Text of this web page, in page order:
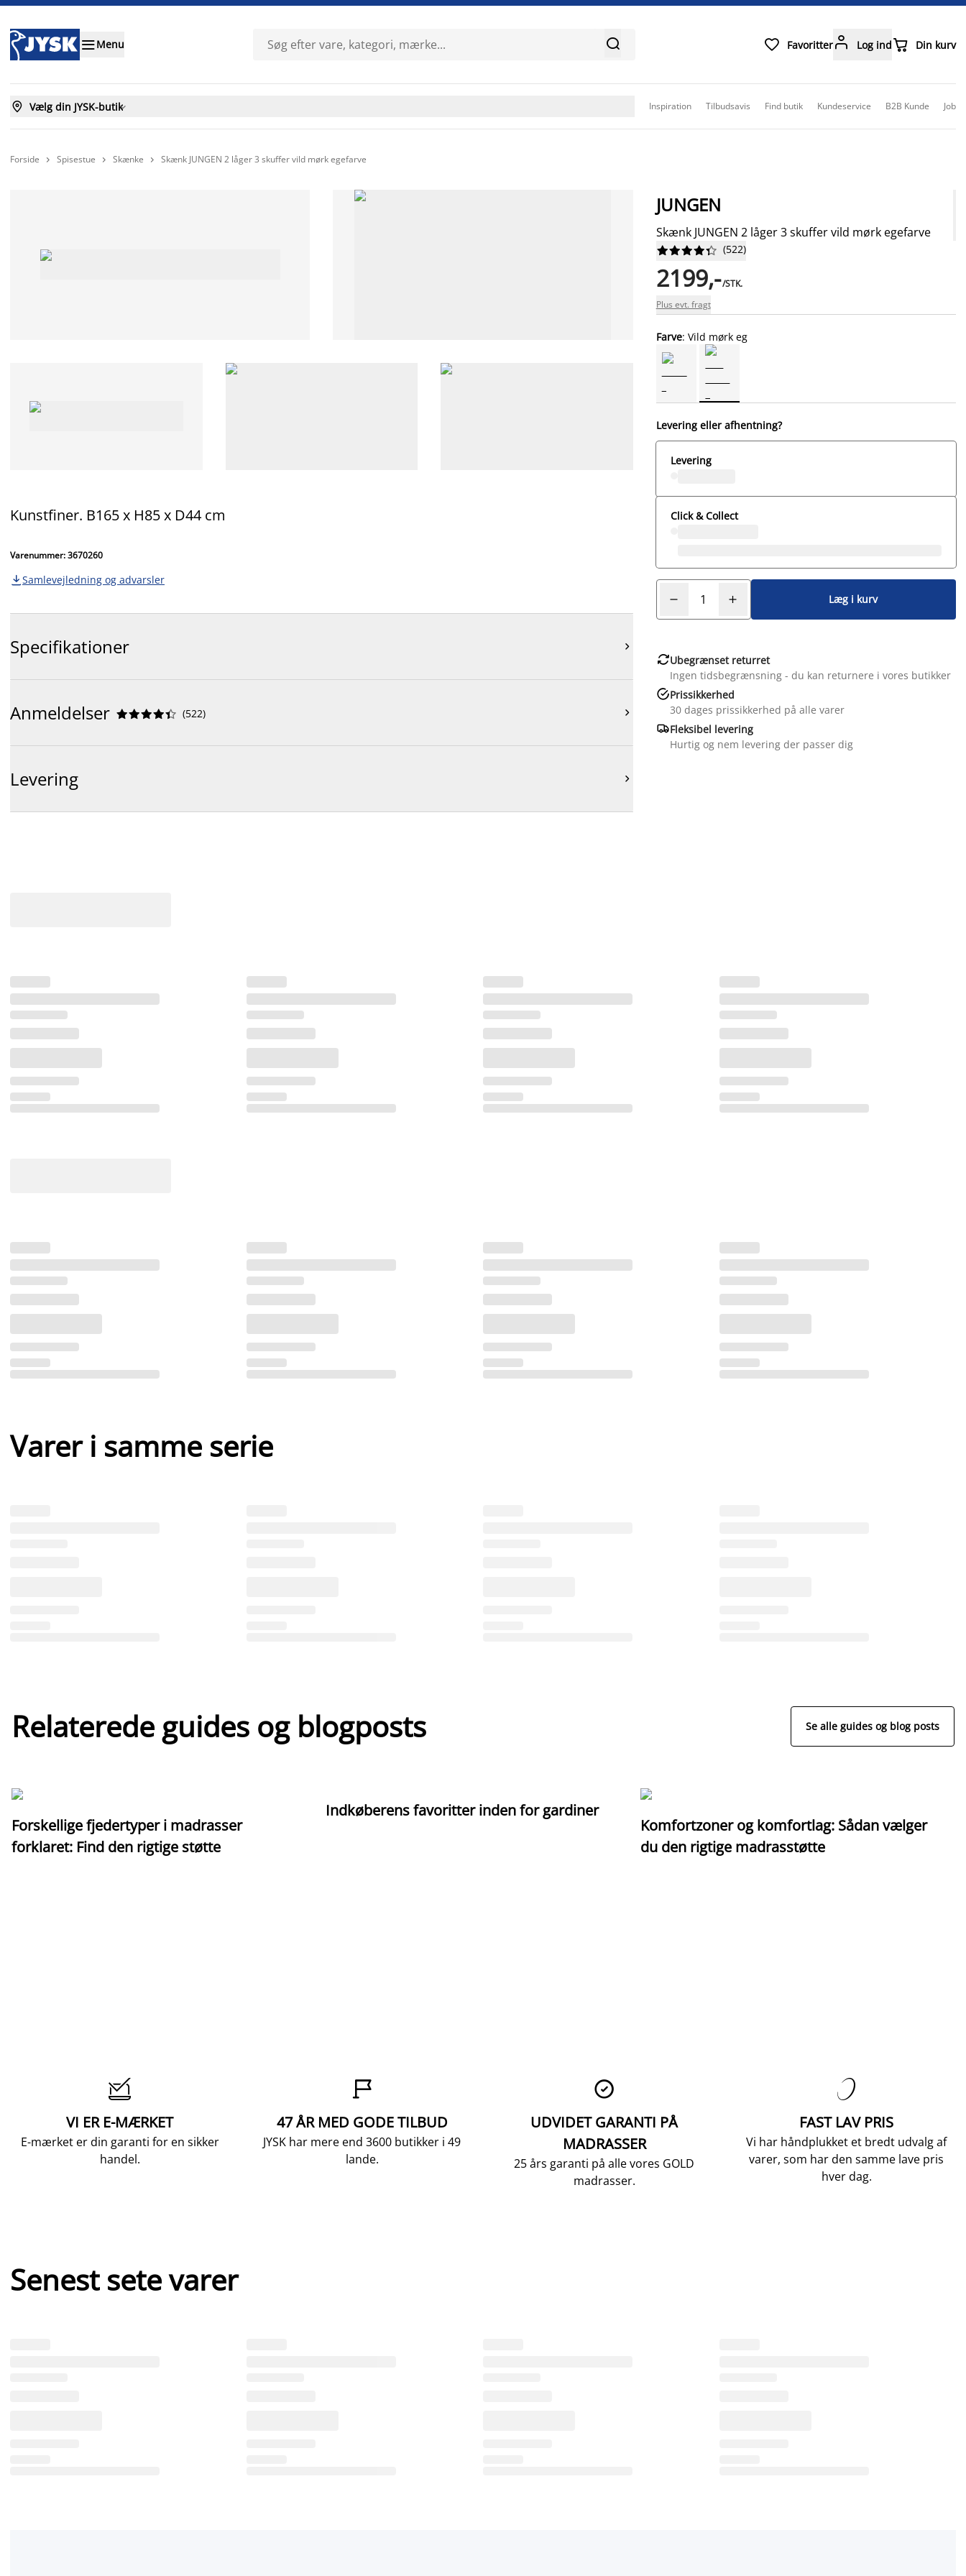
Menu   Favoritter Log ind Din kurv
 Vælg din JYSK-butik Inspiration Tilbudsavis Find butik Kundeservice B2B Kunde Job
Forside  Spisestue  Skænke  Skænk JUNGEN 2 låger 3 skuffer vild mørk egefarve
Kunstfiner. B165 x H85 x D44 cm
Varenummer: 3670260
 Samlevejledning og advarsler
Specifikationer 
Anmeldelser 




 (522) 
Levering 
JUNGEN
Skænk JUNGEN 2 låger 3 skuffer vild mørk egefarve





 (522)
2199,-/STK.
Plus evt. fragt
Farve: Vild mørk eg
Levering eller afhentning?
Levering
Click & Collect
Læg i kurv
Ubegrænset returret
Ingen tidsbegrænsning - du kan returnere i vores butikker
Prissikkerhed
30 dages prissikkerhed på alle varer
Fleksibel levering
Hurtig og nem levering der passer dig
Varer i samme serie
Relaterede guides og blogposts Se alle guides og blog posts
Forskellige fjedertyper i madrasser
forklaret: Find den rigtige støtte
Indkøberens favoritter inden for gardiner
Komfortzoner og komfortlag: Sådan vælger
du den rigtige madrasstøtte

VI ER E-MÆRKET
E-mærket er din garanti for en sikker
handel.

47 ÅR MED GODE TILBUD
JYSK har mere end 3600 butikker i 49
lande.

UDVIDET GARANTI PÅ
MADRASSER
25 års garanti på alle vores GOLD
madrasser.

FAST LAV PRIS
Vi har håndplukket et bredt udvalg af
varer, som har den samme lave pris
hver dag.
Senest sete varer